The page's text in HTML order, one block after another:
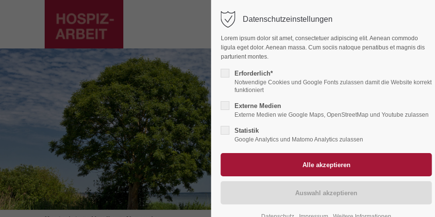
Login
Benutzername
Passwort
Anmelden
Register Lost your password?
Support
Lorem ipsum dolor sit amet:
24h
We offer support for our customers
Mon - Fri 8:00am - 5:00pm
Cybersteel Inc.
info@yourdomain.com
Home
Datenschutzeinstellungen
Lorem ipsum dolor sit amet, consectetuer adipiscing elit. Aenean commodo
ligula eget dolor. Aenean massa. Cum sociis natoque penatibus et magnis dis
parturient montes.
Erforderlich*
Notwendige Cookies und Google Fonts zulassen damit die Website korrekt
funktioniert
Externe Medien
Externe Medien wie Google Maps, OpenStreetMap und Youtube zulassen
Statistik
Google Analytics und Matomo Analytics zulassen